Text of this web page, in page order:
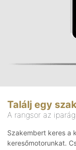
Találj egy
A rangsor az
Szakembert keres a
keresőmotorunkat.